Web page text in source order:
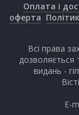
Оплата і
оферта
Всі права
дозволяється
видань -
E-